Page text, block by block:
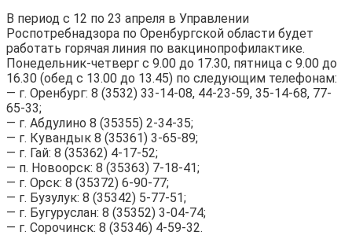
В период с 12 по 23 апреля в Управлении
Роспотребнадзора по Оренбургской области будет
работать горячая линия по вакцинопрофилактике.
Понедельник-четверг с 9.00 до 17.30, пятница с 9.00 до
16.30 (обед с 13.00 до 13.45) по следующим телефонам:
— г. Оренбург: 8 (3532) 33-14-08, 44-23-59, 35-14-68, 77-
65-33;
— г. Абдулино 8 (35355) 2-34-35;
— г. Кувандык 8 (35361) 3-65-89;
— г. Гай: 8 (35362) 4-17-52;
— п. Новоорск: 8 (35363) 7-18-41;
— г. Орск: 8 (35372) 6-90-77;
— г. Бузулук: 8 (35342) 5-77-51;
— г. Бугуруслан: 8 (35352) 3-04-74;
— г. Сорочинск: 8 (35346) 4-59-32.